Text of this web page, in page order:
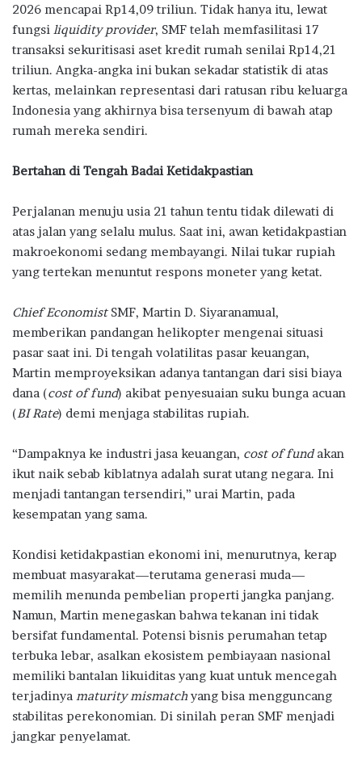
2026 mencapai Rp14,09 triliun. Tidak hanya itu, lewat
fungsi liquidity provider, SMF telah memfasilitasi 17
transaksi sekuritisasi aset kredit rumah senilai Rp14,21
triliun. Angka-angka ini bukan sekadar statistik di atas
kertas, melainkan representasi dari ratusan ribu keluarga
Indonesia yang akhirnya bisa tersenyum di bawah atap
rumah mereka sendiri.
Bertahan di Tengah Badai Ketidakpastian
Perjalanan menuju usia 21 tahun tentu tidak dilewati di
atas jalan yang selalu mulus. Saat ini, awan ketidakpastian
makroekonomi sedang membayangi. Nilai tukar rupiah
yang tertekan menuntut respons moneter yang ketat.
Chief EconomistSMF, Martin D. Siyaranamual,
memberikan pandangan helikopter mengenai situasi
pasar saat ini. Di tengah volatilitas pasar keuangan,
Martin memproyeksikan adanya tantangan dari sisi biaya
dana (cost of fund) akibat penyesuaian suku bunga acuan
(BI Rate) demi menjaga stabilitas rupiah.
“Dampaknya ke industri jasa keuangan, cost of fundakan
ikut naik sebab kiblatnya adalah surat utang negara. Ini
menjadi tantangan tersendiri,” urai Martin, pada
kesempatan yang sama.
Kondisi ketidakpastian ekonomi ini, menurutnya, kerap
membuat masyarakat—terutama generasi muda—
memilih menunda pembelian properti jangka panjang.
Namun, Martin menegaskan bahwa tekanan ini tidak
bersifat fundamental. Potensi bisnis perumahan tetap
terbuka lebar, asalkan ekosistem pembiayaan nasional
memiliki bantalan likuiditas yang kuat untuk mencegah
terjadinya maturity mismatchyang bisa mengguncang
stabilitas perekonomian. Di sinilah peran SMF menjadi
jangkar penyelamat.